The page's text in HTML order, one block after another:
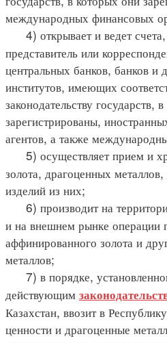
международных финансовых
4) открывает и ведет счета,
представитель или
центральных банков, банков и
институтов, имеющих
законодательству государств,
зарегистрированы,
агентов, а также
5) осуществляет прием и
золота, драгоценных
изделий из них;
6) производит на
и на внешнем рынке операции
аффинированного золота и
металлов;
7) в порядке,
действующим
Казахстан, ввозит в
ценности и драгоценные